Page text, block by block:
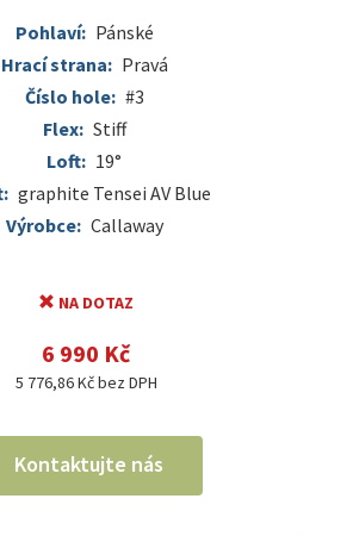
Pohlaví: Pánské
Hrací strana: Pravá
Číslo hole: #3
Flex: Stiff
Loft: 19°
graphite Tensei AV Blue
Výrobce: Callaway
NA DOTAZ
6 990 Kč
5 776,86 Kč bez DPH
Kontaktujte nás